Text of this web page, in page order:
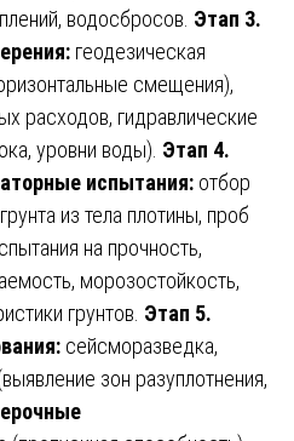
водосбросов. Этап 3.
геодезическая
смещения),
расходов, гидравлические
уровни воды). Этап 4.
испытания: отбор
из тела плотины, проб
на прочность,
морозостойкость,
грунтов. Этап 5.
сейсморазведка,
зон разуплотнения,